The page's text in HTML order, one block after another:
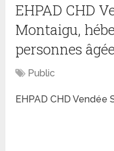
EHPAD CHD
Montaigu,
personnes
Public
EHPAD CHD Vendée